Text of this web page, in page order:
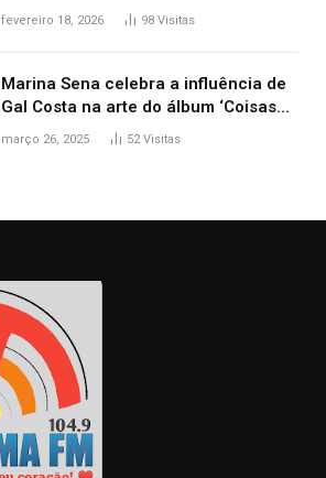
segurança; polícia investiga
fevereiro 18, 2026 98 Visitas
Marina Sena celebra a influência de
Gal Costa na arte do álbum ‘Coisas
naturais’
março 26, 2025 52Visitas